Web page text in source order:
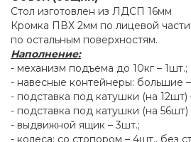
Стол изготовлен из ЛДСП 16мм
Кромка ПВХ 2мм по лицевой
по остальным поверхностям.
Наполнение:
- механизм подъема до 10кг – 1шт.;
- навесные контейнеры: большие
- подставка под катушки (на 12шт)
- подставка под катушки (на 56шт)
- выдвижной ящик – 3шт.;